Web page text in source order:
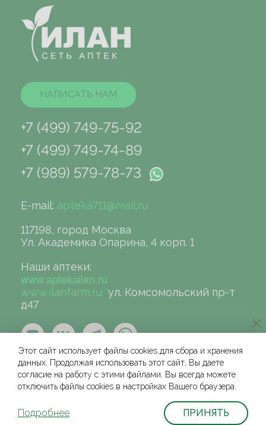
НАПИСАТЬ НАМ
+7 (499) 749-75-92
+7 (499) 749-74-89
+7 (989) 579-78-73
E-mail: apteka711@mail.ru
117198, город Москва
Ул. Академика Опарина, 4 корп. 1
Наши аптеки:
www.aptekailan.ru
www.ilanfarm.ru ул. Комсомольский пр-т
д47
©сеть аптек «ИЛАН», 2004-2026
Условия и соглашения для физических лиц
Политика защиты и обработки персональных данных
Этот сайт использует файлы cookies для сбора и хранения
данных. Продолжая использовать этот сайт, Вы даете
согласие на работу с этими файлами. Вы всегда можете
отключить файлы cookies в настройках Вашего браузера.
Подробнее ПРИНЯТЬ